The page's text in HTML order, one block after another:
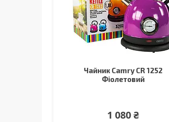
Чайник Camry CR 1252
Фіолетовий
1 080 ₴